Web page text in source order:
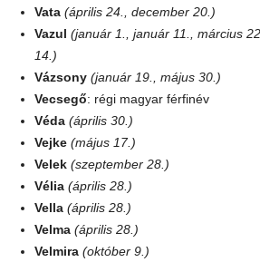
Vata (április 24., december 20.)
Vazul (január 1., január 11., március
14.)
Vázsony (január 19., május 30.)
Vecsegő: régi magyar férfinév
Véda (április 30.)
Vejke (május 17.)
Velek (szeptember 28.)
Vélia (április 28.)
Vella (április 28.)
Velma (április 28.)
Velmira (október 9.)